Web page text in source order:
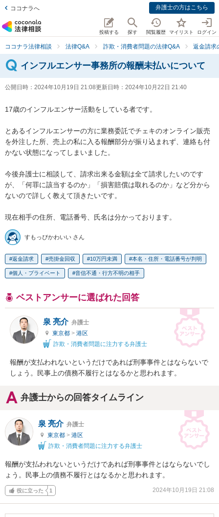
ココナラへ 弁護士の方はこちら
投稿する 探す 閲覧履歴 マイリスト ログイン
ココナラ法律相談 法律Q&A 詐欺・消費者問題の法律Q&A 返金請求
インフルエンサー事務所の報酬未払いについて
公開日時： 2024年10月19日 21:08更新日時： 2024年10月22日 21:40
17歳のインフルエンサー活動をしている者です。
とあるインフルエンサーの方に業務委託でチェキのオンライン販売
を外注した所、売上の私に入る報酬部分が振り込まれず、連絡も付
かない状態になってしまいました。
今後弁護士に相談して、請求出来る金額は全て請求したいのです
が、「何罪に該当するのか」「損害賠償は取れるのか」など分から
ないので詳しく教えて頂きたいです。
現在相手の住所、電話番号、氏名は分かっております。
すもっぴかわいい さん
返金請求 売掛金回収 10万円未満 本名・住所・電話番号が判明
個人・プライベート 音信不通・行方不明の相手
ベストアンサーに選ばれた回答
泉 亮介 弁護士
東京都 > 港区
詐欺・消費者問題に注力する弁護士
報酬が支払われないというだけであれば刑事事件とはならないで
しょう。民事上の債務不履行とはなるかと思われます。
弁護士からの回答タイムライン
泉 亮介 弁護士
東京都 > 港区
詐欺・消費者問題に注力する弁護士
報酬が支払われないというだけであれば刑事事件とはならないでし
ょう。民事上の債務不履行とはなるかと思われます。
役に立った 1 2024年10月19日 21:08